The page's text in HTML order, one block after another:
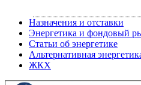
Назначения и отставки
Энергетика и фондовый
Статьи об энергетике
Альтернативная
ЖКХ